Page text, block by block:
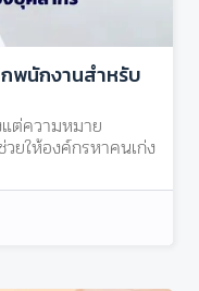
พนักงานสำหรับ
ต่ความหมาย
ยให้องค์กรหาคนเก่ง